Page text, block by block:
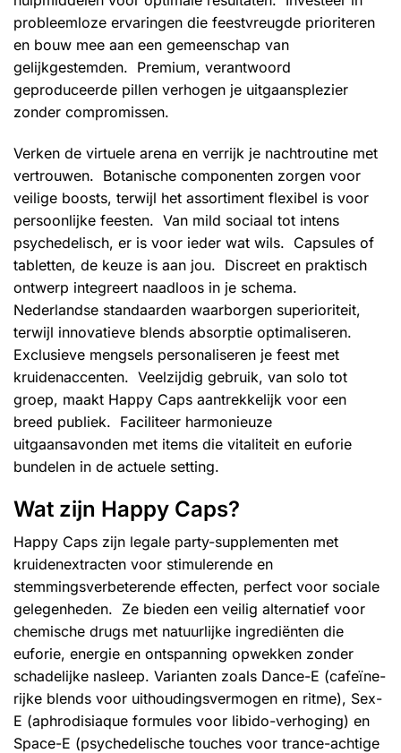
probleemloze ervaringen die feestvreugde prioriteren
en bouw mee aan een gemeenschap van
gelijkgestemden. Premium, verantwoord
geproduceerde pillen verhogen je uitgaansplezier
zonder compromissen.
Verken de virtuele arena en verrijk je nachtroutine met
vertrouwen. Botanische componenten zorgen voor
veilige boosts, terwijl het assortiment flexibel is voor
persoonlijke feesten. Van mild sociaal tot intens
psychedelisch, er is voor ieder wat wils. Capsules of
tabletten, de keuze is aan jou. Discreet en praktisch
ontwerp integreert naadloos in je schema.
Nederlandse standaarden waarborgen superioriteit,
terwijl innovatieve blends absorptie optimaliseren.
Exclusieve mengsels personaliseren je feest met
kruidenaccenten. Veelzijdig gebruik, van solo tot
groep, maakt Happy Caps aantrekkelijk voor een
breed publiek. Faciliteer harmonieuze
uitgaansavonden met items die vitaliteit en euforie
bundelen in de actuele setting.
Wat zijn Happy Caps?
Happy Caps zijn legale party-supplementen met
kruidenextracten voor stimulerende en
stemmingsverbeterende effecten, perfect voor sociale
gelegenheden. Ze bieden een veilig alternatief voor
chemische drugs met natuurlijke ingrediënten die
euforie, energie en ontspanning opwekken zonder
schadelijke nasleep. Varianten zoals Dance-E (cafeïne-
rijke blends voor uithoudingsvermogen en ritme), Sex-
E (aphrodisiaque formules voor libido-verhoging) en
Space-E (psychedelische touches voor trance-achtige